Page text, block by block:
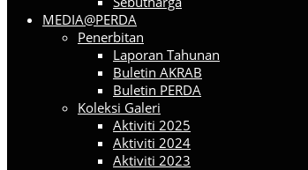
MEDIA@PERDA
Penerbitan
Laporan Tahunan
Buletin AKRAB
Buletin PERDA
Koleksi Galeri
Aktiviti 2025
Aktiviti 2024
Aktiviti 2023